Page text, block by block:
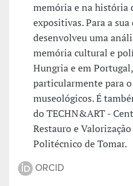
memória e na história
expositivas. Para a
desenvolveu uma
memória cultural e
Hungria e em
particularmente para o
museológicos. É
do TECHN&ART -
Restauro e
Politécnico de Tomar.
ORCID